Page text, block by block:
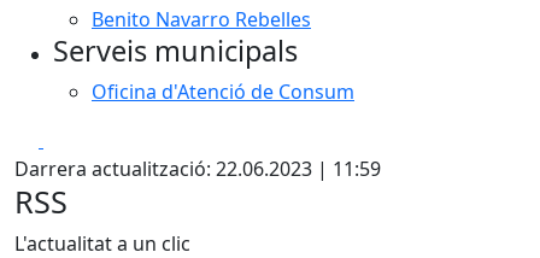
Benito Navarro Rebelles
Serveis municipals
Oficina d'Atenció de Consum
Darrera actualització: 22.06.2023 | 11:59
RSS
L'actualitat a un clic